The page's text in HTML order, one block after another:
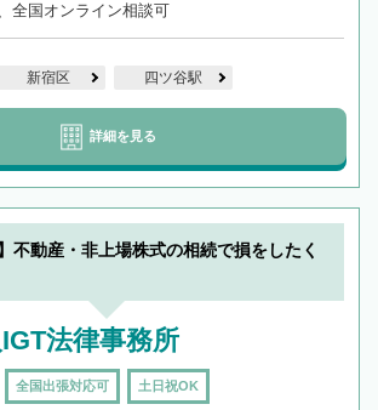
全国オンライン相談可
新宿区 四ツ谷駅
詳細を見る
不動産・非上場株式の相続で損をしたく
法律事務所
全国出張対応可 土日祝OK